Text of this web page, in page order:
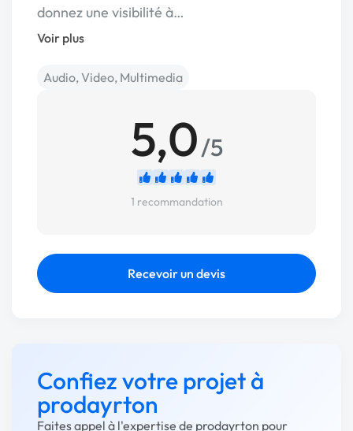
donnez une visibilité à…
Voir plus
Audio, Video, Multimedia
5,0/5
1 recommandation
Recevoir un devis
Confiez votre projet à
prodayrton
Faites appel à l'expertise de prodayrton pour